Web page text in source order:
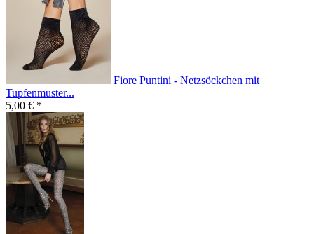
Fiore Puntini - Netzsöckchen mit
Tupfenmuster...
5,00 € *